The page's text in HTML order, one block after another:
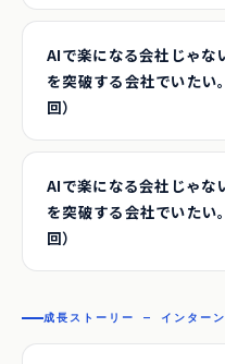
AIで楽になる会社じゃな
を突破する会社でいたい
回）
AIで楽になる会社じゃな
を突破する会社でいたい
回）
成長ストーリー — インターン